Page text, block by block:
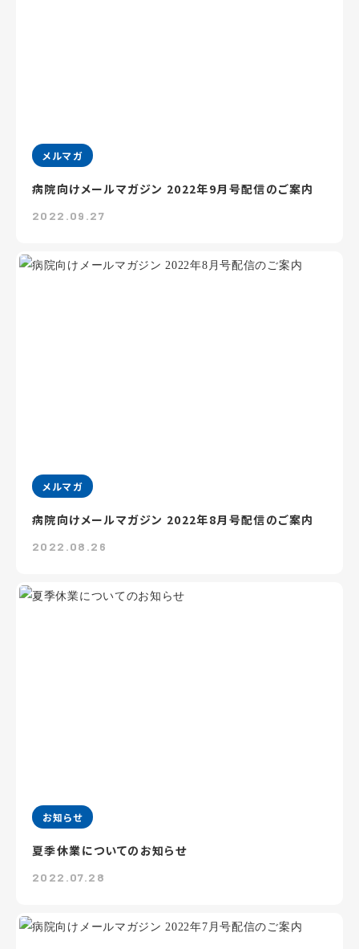
メルマガ
病院向けメールマガジン 2022年9月号配信のご案内
2022.09.27
メルマガ
病院向けメールマガジン 2022年8月号配信のご案内
2022.08.26
お知らせ
夏季休業についてのお知らせ
2022.07.28